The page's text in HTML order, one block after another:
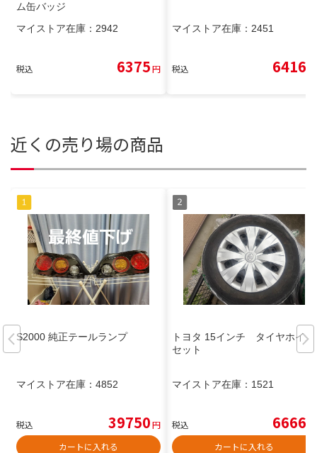
ム缶バッジ
マイストア在庫： 2942
税込 6375円
マイストア在庫： 2451
税込 6416
近くの売り場の商品
S2000 純正テールランプ
マイストア在庫： 4852
税込 39750円
カートに入れる
トヨタ 15インチ タイヤホイル
セット
マイストア在庫： 1521
税込 6666
カートに入れる